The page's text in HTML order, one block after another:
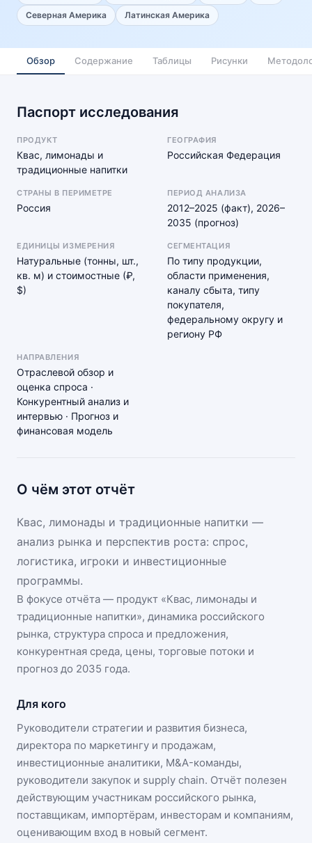
Северная Америка
Латинская Америка
Обзор Содержание Таблицы Рисунки
Паспорт исследования
ПРОДУКТ
Квас, лимонады и
традиционные напитки
ГЕОГРАФИЯ
Российская Федерация
СТРАНЫ В ПЕРИМЕТРЕ
Россия
ПЕРИОД АНАЛИЗА
2012–2025 (факт), 2026–
2035 (прогноз)
ЕДИНИЦЫ ИЗМЕРЕНИЯ
Натуральные (тонны, шт.,
кв. м) и стоимостные (₽,
$)
СЕГМЕНТАЦИЯ
По типу продукции,
области применения,
каналу сбыта, типу
покупателя,
федеральному округу и
региону РФ
НАПРАВЛЕНИЯ
Отраслевой обзор и
оценка спроса ·
Конкурентный анализ и
интервью · Прогноз и
финансовая модель
О чём этот отчёт
Квас, лимонады и традиционные напитки —
анализ рынка и перспектив роста: спрос,
логистика, игроки и инвестиционные
программы.
В фокусе отчёта — продукт «Квас, лимонады и
традиционные напитки», динамика российского
рынка, структура спроса и предложения,
конкурентная среда, цены, торговые потоки и
прогноз до 2035 года.
Для кого
Руководители стратегии и развития бизнеса,
директора по маркетингу и продажам,
инвестиционные аналитики, M&A-команды,
руководители закупок и supply chain. Отчёт полезен
действующим участникам российского рынка,
поставщикам, импортёрам, инвесторам и компаниям,
оценивающим вход в новый сегмент.